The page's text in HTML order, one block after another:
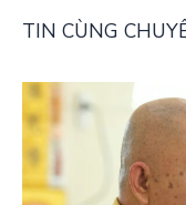
TIN CÙNG